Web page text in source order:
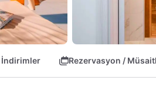
İndirimler Rezervasyon /